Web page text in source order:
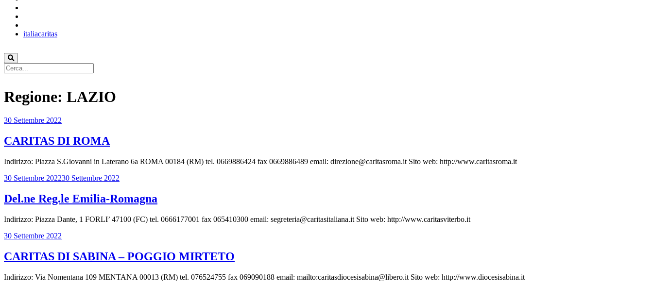
italiacaritas
Regione: LAZIO
30 Settembre 2022
CARITAS DI ROMA
Indirizzo: Piazza S.Giovanni in Laterano 6a ROMA 00184 (RM) tel. 0669886424 fax 0669886489 email: direzione@caritasroma.it Sito web: http://www.caritasroma.it
30 Settembre 202230 Settembre 2022
Del.ne Reg.le Emilia-Romagna
Indirizzo: Piazza Dante, 1 FORLI’ 47100 (FC) tel. 0666177001 fax 065410300 email: segreteria@caritasitaliana.it Sito web: http://www.caritasviterbo.it
30 Settembre 2022
CARITAS DI SABINA – POGGIO MIRTETO
Indirizzo: Via Nomentana 109 MENTANA 00013 (RM) tel. 076524755 fax 069090188 email: mailto:caritasdiocesisabina@libero.it Sito web: http://www.diocesisabina.it